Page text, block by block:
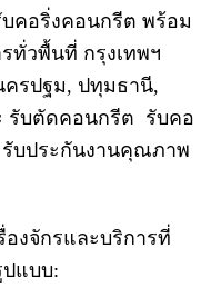
คอริ่งคอนกรีต พร้อม
ทั่วพื้นที่ กรุงเทพฯ
รปฐม, ปทุมธานี,
รับตัดคอนกรีต รับคอ
บประกันงานคุณภาพ
องจักรและบริการที่
แบบ: